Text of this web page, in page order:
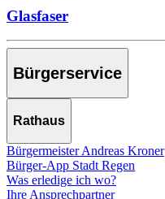
Glasfaser
Bürgerservice
Rathaus
Bürgermeister Andreas Kroner
Bürger-App Stadt Regen
Was erledige ich wo?
Ihre Ansprechpartner